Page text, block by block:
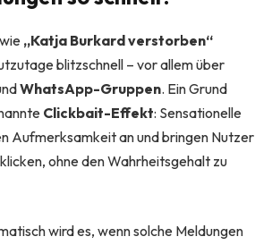
„Katja Burkard verstorben“
blitzschnell – vor allem über
WhatsApp-Gruppen. Ein Grund
Clickbait-Effekt: Sensationelle
Aufmerksamkeit an und bringen Nutzer
ohne den Wahrheitsgehalt zu
wird es, wenn solche Meldungen